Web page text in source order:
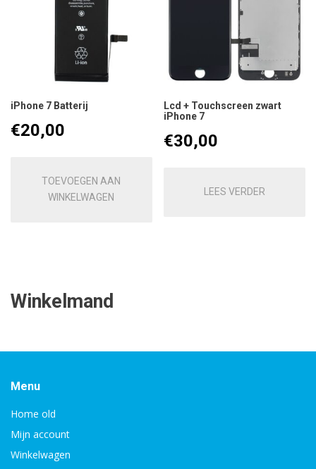
iPhone 7 Batterij
€20,00
TOEVOEGEN AAN
WINKELWAGEN
Lcd + Touchscreen zwart
iPhone 7
€30,00
LEES VERDER
Winkelmand
Menu
Home old
Mijn account
Winkelwagen